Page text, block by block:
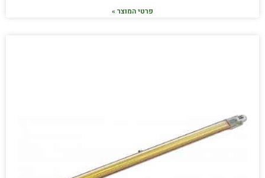
פרטי המוצר »